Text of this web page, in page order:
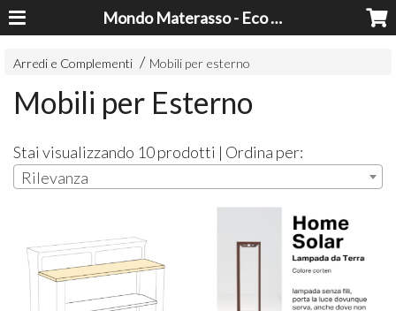
Mondo Materasso - Eco Dreams srl
Arredi e Complementi Mobili per esterno
Mobili per Esterno
Stai visualizzando 10 prodotti | Ordina per:
Rilevanza